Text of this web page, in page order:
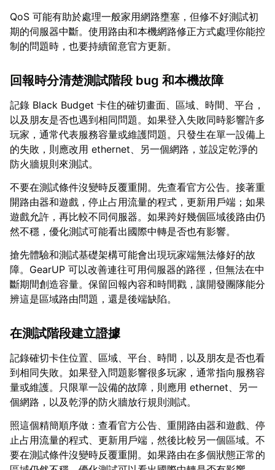
QoS 可能有助於處理一般家用網路壅塞，但修不好測試初
期的伺服器中斷。使用路由和本機網路修正方式處理你能控
制的問題時，也要持續留意官方更新。
回報時分清楚測試階段 bug 和本機故障
記錄 Black Budget 卡住的確切畫面、區域、時間、平台，
以及朋友是否也遇到相同問題。如果登入失敗同時影響許多
玩家，通常代表服務容量或維護問題。只發生在單一設備上
的失敗，則應改用 ethernet、另一個網路，並設定乾淨的
防火牆規則來測試。
不要在測試條件沒變時反覆重開。先查看官方公告。接著重
開路由器和遊戲，停止占用流量的程式，更新用戶端；如果
遊戲允許，再比較不同伺服器。如果跨好幾個區域後路由仍
然不穩，優化測試可能看出國際中轉是否也有影響。
搶先體驗和測試基礎架構可能會出現玩家端無法修好的故
障。GearUP 可以改善連往可用伺服器的路徑，但無法在中
斷期間創造容量。保留回報內容和時間戳，讓開發團隊能分
辨這是區域路由問題，還是後端缺陷。
在測試階段建立證據
記錄確切卡住位置、區域、平台、時間，以及朋友是否也看
到相同失敗。如果登入問題影響很多玩家，通常指向服務容
量或維護。只限單一設備的故障，則應用 ethernet、另一
個網路，以及乾淨的防火牆放行規則測試。
照這個精簡順序做：查看官方公告、重開路由器和遊戲、停
止占用流量的程式、更新用戶端，然後比較另一個區域。不
要在測試條件沒變時反覆重開。如果路由在多個狀態正常的